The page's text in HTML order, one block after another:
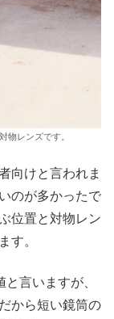
物レンズです。
向けと言われま
のが多かったで
位置と対物レン
す。
言いますが、
から短い鏡筒の